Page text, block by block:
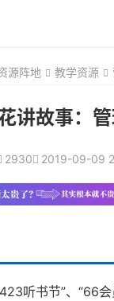
源阵地 教学资源
讲故事：
2930 2019-09-09
听书节”、“66